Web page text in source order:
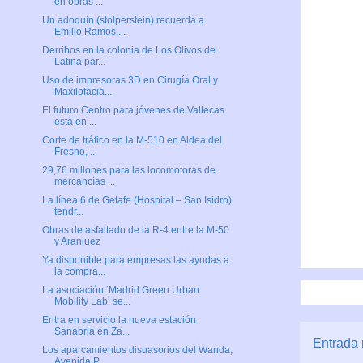
Entrada
Un adoquín (stolperstein) recuerda a
Emilio Ramos,...
Derribos en la colonia de Los Olivos de
Latina par...
Uso de impresoras 3D en Cirugía Oral y
Maxilofacia...
El futuro Centro para jóvenes de Vallecas
está en ...
Corte de tráfico en la M-510 en Aldea del
Fresno, ...
29,76 millones para las locomotoras de
mercancías ...
La línea 6 de Getafe (Hospital – San Isidro)
tendr...
Obras de asfaltado de la R-4 entre la M-50
y Aranjuez
Ya disponible para empresas las ayudas a
la compra...
La asociación ‘Madrid Green Urban
Mobility Lab’ se...
Entra en servicio la nueva estación
Sanabria en Za...
Los aparcamientos disuasorios del Wanda,